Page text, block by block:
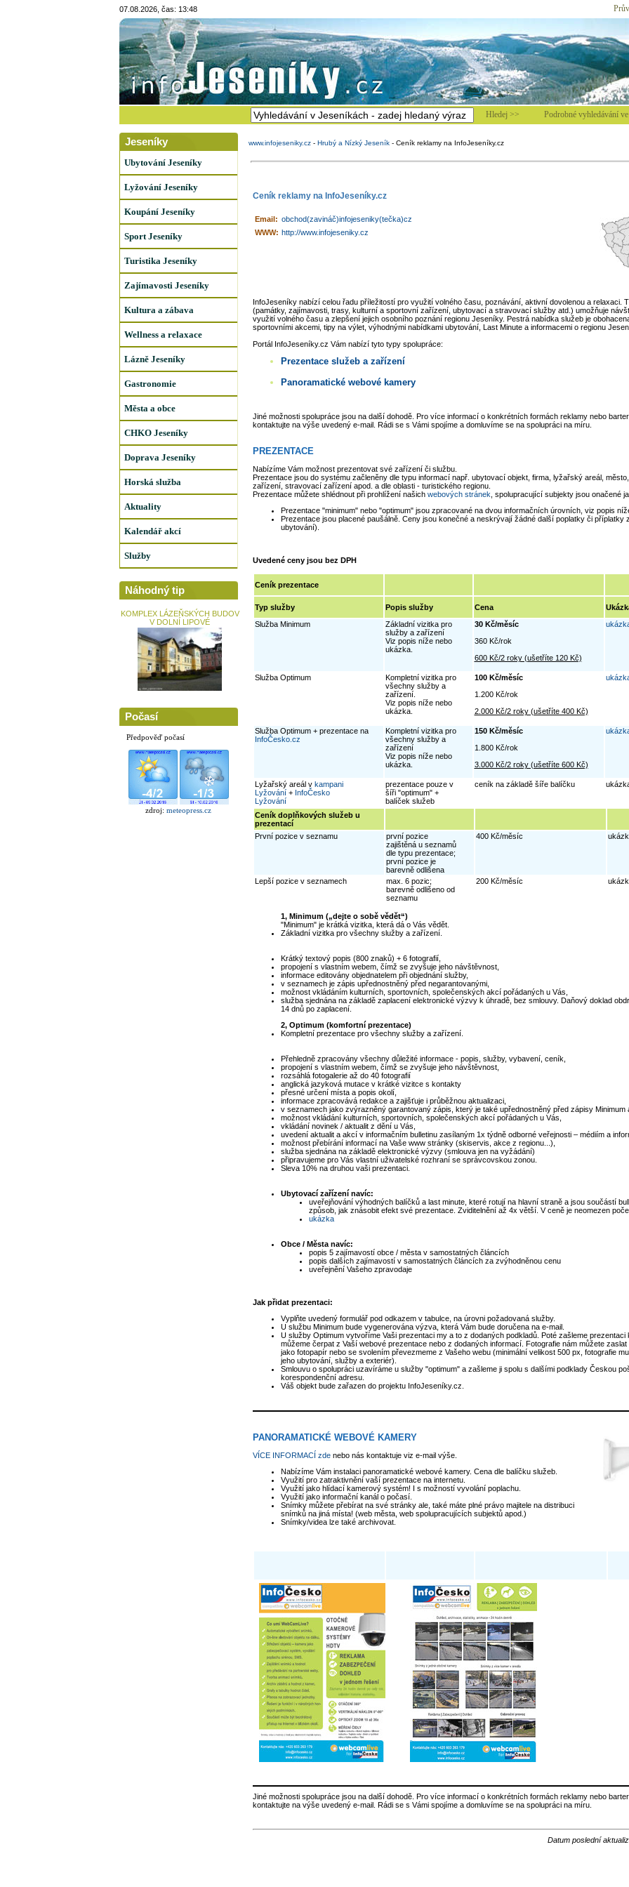
07.08.2026, čas: 13:48
Hledej >> Podrobné vyhledávání
Jeseníky
Ubytování Jeseníky
Lyžování Jeseníky
Koupání Jeseníky
Sport Jeseníky
Turistika Jeseníky
Zajímavosti Jeseníky
Kultura a zábava
Wellness a relaxace
Lázně Jeseníky
Gastronomie
Města a obce
CHKO Jeseníky
Doprava Jeseníky
Horská služba
Aktuality
Kalendář akcí
Služby
Náhodný tip
KOMPLEX LÁZEŇSKÝCH BUDOV
V DOLNÍ LIPOVÉ
Počasí
Předpověď počasí
zdroj: meteopress.cz
www.infojeseniky.cz- Hrubý a Nízký Jeseník- Ceník reklamy na InfoJeseníky.cz
Ceník reklamy na InfoJeseníky.cz
Email: obchod(zavináč)infojeseniky(tečka)cz
WWW: http://www.infojeseniky.cz
InfoJeseníky nabízí celou řadu příležitostí pro využití volného času, poznávání, aktivní dovolenou a relaxaci.
(památky, zajímavosti, trasy, kulturní a sportovní zařízení, ubytovací a stravovací služby atd.) umožňuje
využití volného času a zlepšení jejich osobního poznání regionu Jeseníky. Pestrá nabídka služeb je
sportovními akcemi, tipy na výlet, výhodnými nabídkami ubytování, Last Minute a informacemi o regionu
Portál InfoJeseníky.cz Vám nabízí tyto typy spolupráce:
Prezentace služeb a zařízení
Panoramatické webové kamery
Jiné možnosti spolupráce jsou na další dohodě. Pro více informací o konkrétních formách reklamy nebo
kontaktujte na výše uvedený e-mail. Rádi se s Vámi spojíme a domluvíme se na spolupráci na míru.
PREZENTACE
Nabízíme Vám možnost prezentovat své zařízení či službu.
Prezentace jsou do systému začleněny dle typu informací např. ubytovací objekt, firma, lyžařský areál,
zařízení, stravovací zařízení apod. a dle oblasti - turistického regionu.
Prezentace můžete shlédnout při prohlížení našich webových stránek , spolupracující subjekty jsou onačené
Prezentace "minimum" nebo "optimum" jsou zpracované na dvou informačních úrovních, viz popis
Prezentace jsou placené paušálně. Ceny jsou konečné a neskrývají žádné další poplatky či příplatky
ubytování).
Uvedené ceny jsou bez DPH
Ceník prezentace
Typ služby Popis služby Cena
Služba Minimum
Základní vizitka pro
služby a zařízení
Viz popis níže nebo
ukázka.
30 Kč/měsíc
360 Kč/rok
600 Kč/2 roky (ušetříte 120 Kč)
Služba Optimum
Kompletní vizitka pro
všechny služby a
zařízení.
Viz popis níže nebo
ukázka.
100 Kč/měsíc
1.200 Kč/rok
2.000 Kč/2 roky (ušetříte 400 Kč)
Služba Optimum + prezentace na
InfoČesko.cz
Kompletní vizitka pro
všechny služby a
zařízení
Viz popis níže nebo
ukázka.
150 Kč/měsíc
1.800 Kč/rok
3.000 Kč/2 roky (ušetříte 600 Kč)
Lyžařský areál v kampani
Lyžování+ InfoČesko
Lyžování
prezentace pouze v
šíři "optimum" +
balíček služeb
ceník na základě šíře balíčku
Ceník doplňkových služeb u
prezentací
První pozice v seznamu
první pozice
zajištěná u seznamů
dle typu prezentace;
první pozice je
barevně odlišena
400 Kč/měsíc
Lepší pozice v seznamech
max. 6 pozic;
barevně odlišeno od
seznamu
200 Kč/měsíc
1, Minimum („dejte o sobě vědět“)
"Minimum" je krátká vizitka, která dá o Vás vědět.
Základní vizitka pro všechny služby a zařízení.
Krátký textový popis (800 znaků) + 6 fotografií,
propojení s vlastním webem, čímž se zvyšuje jeho návštěvnost,
informace editovány objednatelem při objednání služby,
v seznamech je zápis upřednostněný před negarantovanými,
možnost vkládáním kulturních, sportovních, společenských akcí pořádaných u Vás,
služba sjednána na základě zaplacení elektronické výzvy k úhradě, bez smlouvy. Daňový doklad
14 dnů po zaplacení.
2, Optimum (komfortní prezentace)
Kompletní prezentace pro všechny služby a zařízení.
Přehledně zpracovány všechny důležité informace - popis, služby, vybavení, ceník,
propojení s vlastním webem, čímž se zvyšuje jeho návštěvnost,
rozsáhlá fotogalerie až do 40 fotografií
anglická jazyková mutace v krátké vizitce s kontakty
přesné určení místa a popis okolí,
informace zpracovává redakce a zajišťuje i průběžnou aktualizaci,
v seznamech jako zvýrazněný garantovaný zápis, který je také upřednostněný před zápisy Minimum
možnost vkládání kulturních, sportovních, společenských akcí pořádaných u Vás,
vkládání novinek / aktualit z dění u Vás,
uvedení aktualit a akcí v informačním bulletinu zasílaným 1x týdně odborné veřejnosti – médiím a
možnost přebírání informací na Vaše www stránky (skiservis, akce z regionu...),
služba sjednána na základě elektronické výzvy (smlouva jen na vyžádání)
připravujeme pro Vás vlastní uživatelské rozhraní se správcovskou zonou.
Sleva 10% na druhou vaši prezentaci.
Ubytovací zařízení navíc:
uveřejňování výhodných balíčků a last minute, které rotují na hlavní straně a jsou součástí
způsob, jak znásobit efekt své prezentace. Zviditelnění až 4x větší. V ceně je neomezen
ukázka
Obce / Města navíc:
popis 5 zajímavostí obce / města v samostatných článcích
popis dalších zajímavostí v samostatných článcích za zvýhodněnou cenu
uveřejnění Vašeho zpravodaje
Jak přidat prezentaci:
Vyplňte uvedený formulář pod odkazem v tabulce, na úrovni požadovaná služby.
U službu Minimum bude vygenerována výzva, která Vám bude doručena na e-mail.
U služby Optimum vytvoříme Vaši prezentaci my a to z dodaných podkladů. Poté zašleme prezentaci
můžeme čerpat z Vaší webové prezentace nebo z dodaných informací. Fotografie nám můžete zaslat
jako fotopapír nebo se svolením převezmeme z Vašeho webu (minimální velikost 500 px, fotografie
jeho ubytování, služby a exteriér).
Smlouvu o spolupráci uzavíráme u služby "optimum" a zašleme ji spolu s dalšími podklady Českou
korespondenční adresu.
Váš objekt bude zařazen do projektu InfoJeseníky.cz.
PANORAMATICKÉ WEBOVÉ KAMERY
VÍCE INFORMACÍ zdenebo nás kontaktuje viz e-mail výše.
Nabízíme Vám instalaci panoramatické webové kamery. Cena dle balíčku služeb.
Využití pro zatraktivnění vaší prezentace na internetu.
Využití jako hlídací kamerový systém! I s možností vyvolání poplachu.
Využití jako informační kanál o počasí.
Snímky můžete přebírat na své stránky ale, také máte plné právo majitele na distribuci
snímků na jiná místa! (web města, web spolupracujících subjektů apod.)
Snímky/videa lze také archivovat.
Jiné možnosti spolupráce jsou na další dohodě. Pro více informací o konkrétních formách reklamy nebo
kontaktujte na výše uvedený e-mail. Rádi se s Vámi spojíme a domluvíme se na spolupráci na míru.
Datum poslední